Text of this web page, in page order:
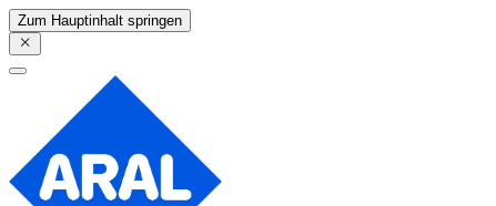
Zum Hauptinhalt springen